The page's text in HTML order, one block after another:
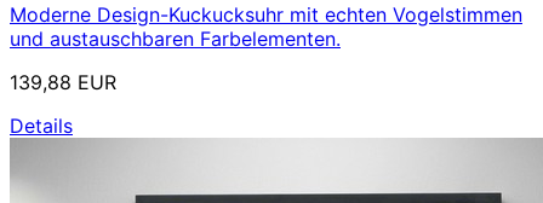
Moderne Design-Kuckucksuhr mit echten Vogelstimmen
und austauschbaren Farbelementen.
139,88 EUR
Details